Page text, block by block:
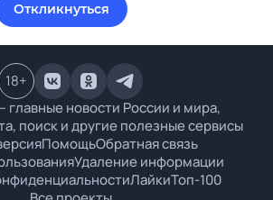
Откликнуться
новости России и мира,
поиск и другие полезные сервисы
ПомощьОбратная связь
Удаление информации
ЛайкиТоп-100
18+